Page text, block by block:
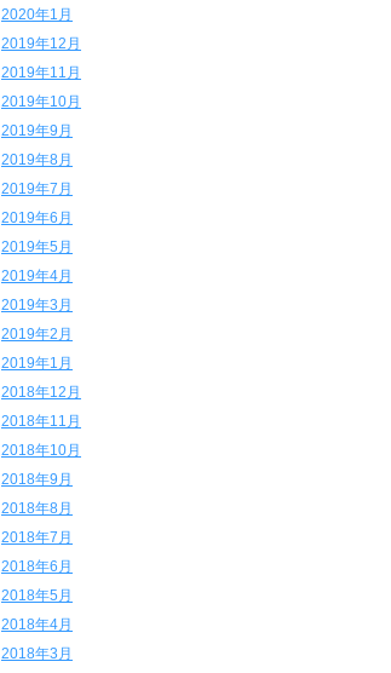
2020年1月
2019年12月
2019年11月
2019年10月
2019年9月
2019年8月
2019年7月
2019年6月
2019年5月
2019年4月
2019年3月
2019年2月
2019年1月
2018年12月
2018年11月
2018年10月
2018年9月
2018年8月
2018年7月
2018年6月
2018年5月
2018年4月
2018年3月